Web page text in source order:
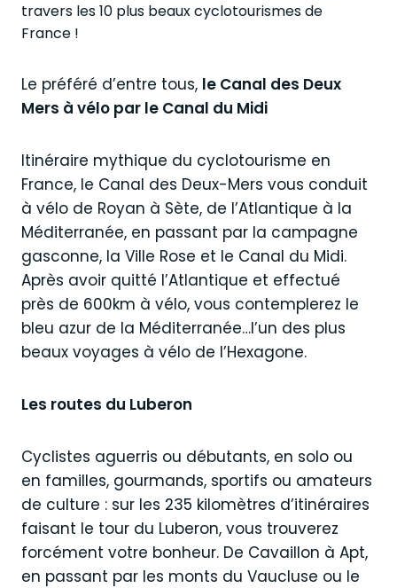
travers les 10 plus beaux cyclotourismes de
France !
Le préféré d’entre tous, le Canal des Deux
Mers à vélo par le Canal du Midi
Itinéraire mythique du cyclotourisme en
France, le Canal des Deux-Mers vous conduit
à vélo de Royan à Sète, de l’Atlantique à la
Méditerranée, en passant par la campagne
gasconne, la Ville Rose et le Canal du Midi.
Après avoir quitté l’Atlantique et effectué
près de 600km à vélo, vous contemplerez le
bleu azur de la Méditerranée…l’un des plus
beaux voyages à vélo de l’Hexagone.
Les routes du Luberon
Cyclistes aguerris ou débutants, en solo ou
en familles, gourmands, sportifs ou amateurs
de culture : sur les 235 kilomètres d’itinéraires
faisant le tour du Luberon, vous trouverez
forcément votre bonheur. De Cavaillon à Apt,
en passant par les monts du Vaucluse ou le